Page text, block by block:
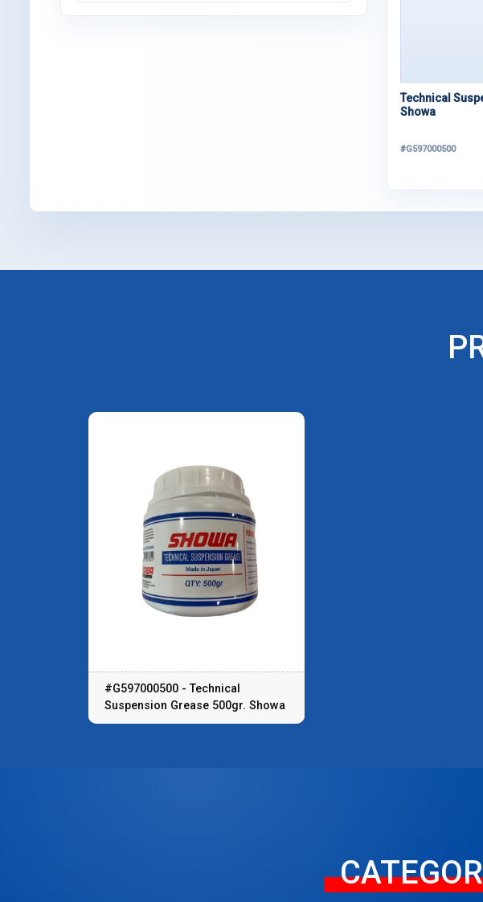
Technical
Showa
#G597000500
#G597000500 - Technical
Suspension Grease 500gr. Showa